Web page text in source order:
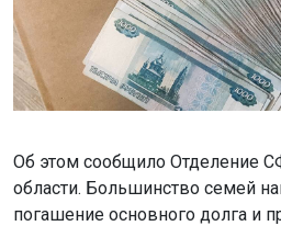
Об этом сообщило Отделение
области. Большинство семей
погашение основного долга и